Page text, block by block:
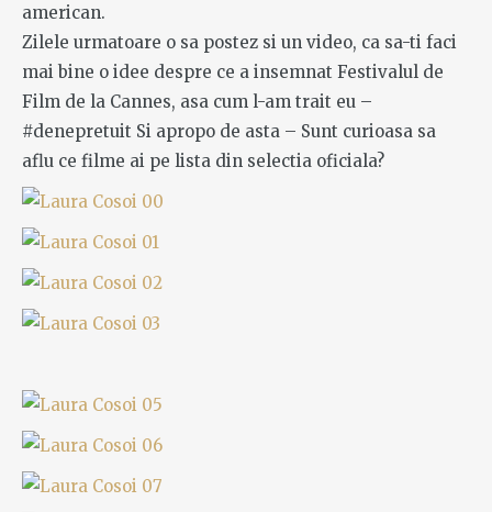
american.
Zilele urmatoare o sa postez si un video, ca sa-ti faci
mai bine o idee despre ce a insemnat Festivalul de
Film de la Cannes, asa cum l-am trait eu –
#denepretuit Si apropo de asta – Sunt curioasa sa
aflu ce filme ai pe lista din selectia oficiala?